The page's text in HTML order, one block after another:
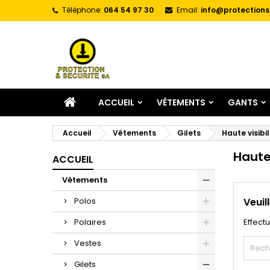
Téléphone: 064 54 97 30 Email:
ACCUEIL VÊTEMENTS GANTS
Accueil Vêtements Gilets Haute
ACCUEIL
Vêtements
Polos
Polaires
Vestes
Gilets